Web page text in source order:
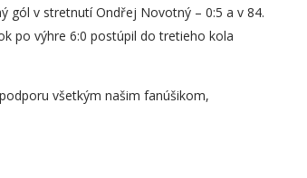
gól v stretnutí Ondřej Novotný – 0:5 a v 84.
po výhre 6:0 postúpil do tretieho kola
všetkým našim fanúšikom,